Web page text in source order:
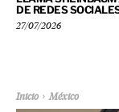
DE REDES
27/07/2026